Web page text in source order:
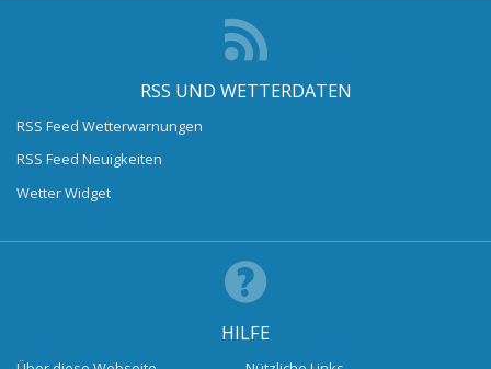
RSS UND WETTERDATEN
RSS Feed Wetterwarnungen
RSS Feed Neuigkeiten
Wetter Widget
HILFE